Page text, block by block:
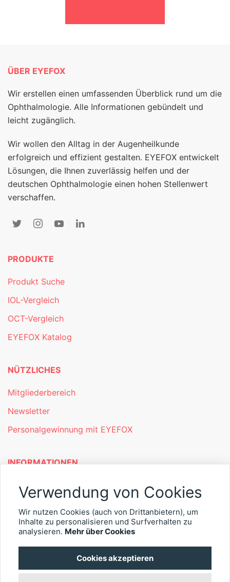
ÜBER EYEFOX
Wir erstellen einen umfassenden Überblick rund um die
Ophthalmologie. Alle Informationen gebündelt und
leicht zugänglich.
Wir wollen den Alltag in der Augenheilkunde
erfolgreich und effizient gestalten. EYEFOX entwickelt
Lösungen, die Ihnen zuverlässig helfen und der
deutschen Ophthalmologie einen hohen Stellenwert
verschaffen.
PRODUKTE
Produkt Suche
IOL-Vergleich
OCT-Vergleich
EYEFOX Katalog
NÜTZLICHES
Mitgliederbereich
Newsletter
Personalgewinnung mit EYEFOX
INFORMATIONEN
Was ist EYEFOX – Ihre Möglichkeiten
Kontakt
Verwendung von Cookies
Wir nutzen Cookies (auch von Drittanbietern), um
Inhalte zu personalisieren und Surfverhalten zu
analysieren. Mehr über Cookies
Cookies akzeptieren